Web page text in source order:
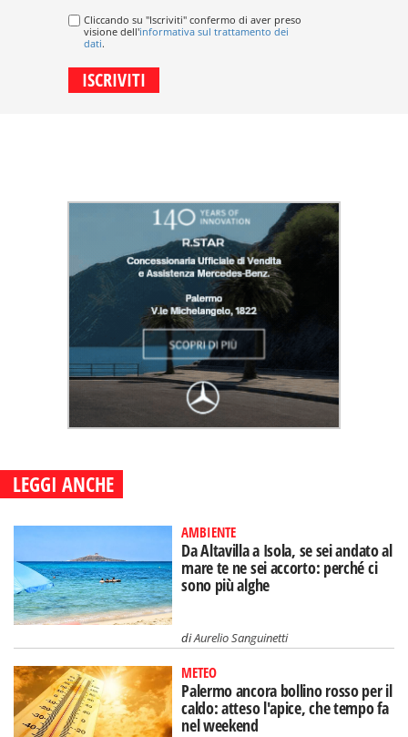
Cliccando su "Iscriviti" confermo di aver preso
visione dell'informativa sul trattamento dei
dati.
LEGGI ANCHE
AMBIENTE
Da Altavilla a Isola, se sei andato al
mare te ne sei accorto: perché ci
sono più alghe
diAurelio Sanguinetti
METEO
Palermo ancora bollino rosso per il
caldo: atteso l'apice, che tempo fa
nel weekend